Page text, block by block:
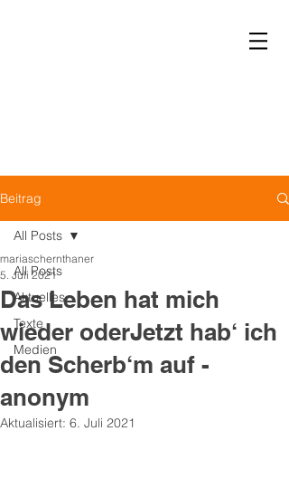
Beitrag
All Posts
Aktuelles
Texte
Medien
All Posts
Das Leben hat mich
wieder oderJetzt hab‘ ich
den Scherb‘m auf -
anonym
mariaschernthaner
5. Juli 2021
Aktualisiert: 6. Juli 2021